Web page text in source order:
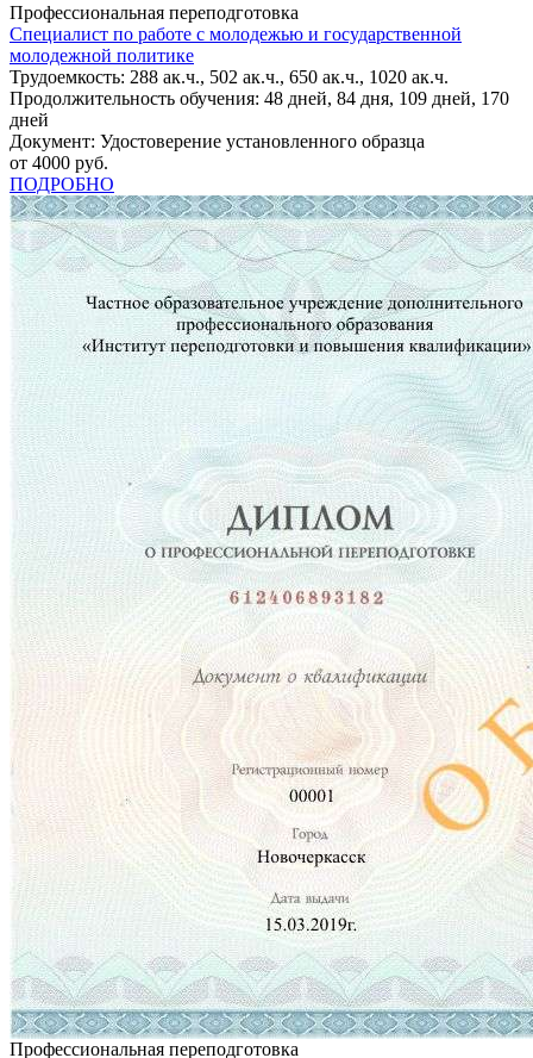
Профессиональная переподготовка
Специалист по работе с молодежью и государственной
молодежной политике
Трудоемкость: 288 ак.ч., 502 ак.ч., 650 ак.ч., 1020 ак.ч.
Продолжительность обучения: 48 дней, 84 дня, 109 дней, 170
дней
Документ: Удостоверение установленного образца
от 4000 руб.
ПОДРОБНО
Профессиональная переподготовка